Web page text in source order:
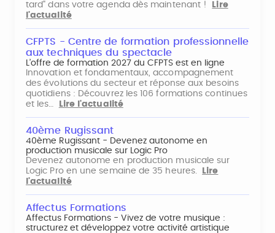
tard" dans votre agenda dès maintenant !
Lire
l'actualité
CFPTS - Centre de formation professionnelle
aux techniques du spectacle
L’offre de formation 2027 du CFPTS est en ligne
Innovation et fondamentaux, accompagnement
des évolutions du secteur et réponse aux besoins
quotidiens : Découvrez les 106 formations continues
et les…
Lire l'actualité
40ème Rugissant
40ème Rugissant - Devenez autonome en
production musicale sur Logic Pro
Devenez autonome en production musicale sur
Logic Pro en une semaine de 35 heures.
Lire
l'actualité
Affectus Formations
Affectus Formations - Vivez de votre musique :
structurez et développez votre activité artistique